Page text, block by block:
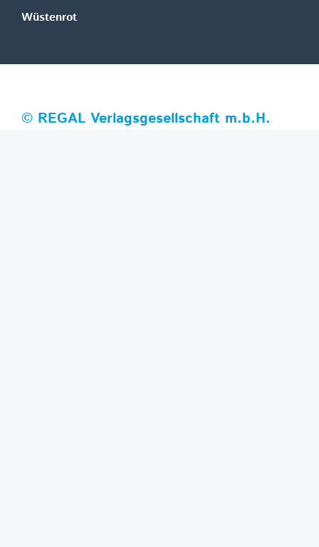
Wüstenrot
© REGAL Verlagsgesellschaft m.b.H.